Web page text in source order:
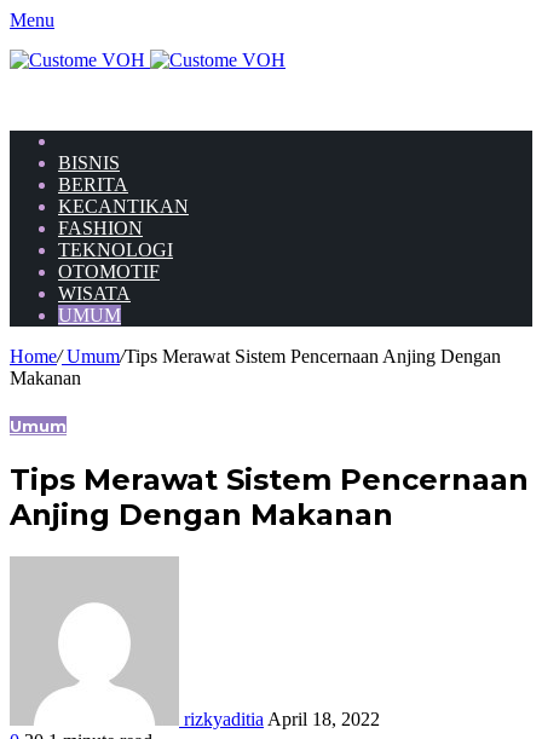
Menu
BISNIS
BERITA
KECANTIKAN
FASHION
TEKNOLOGI
OTOMOTIF
WISATA
UMUM
Home/Umum/Tips Merawat Sistem Pencernaan Anjing Dengan
Makanan
Umum
Tips Merawat Sistem Pencernaan
Anjing Dengan Makanan
rizkyaditia April 18, 2022